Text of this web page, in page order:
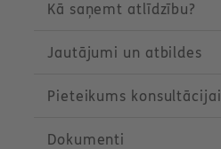
Kā saņemt atlīdzību?
Jautājumi un atbildes
Pieteikums konsultācijai
Dokumenti